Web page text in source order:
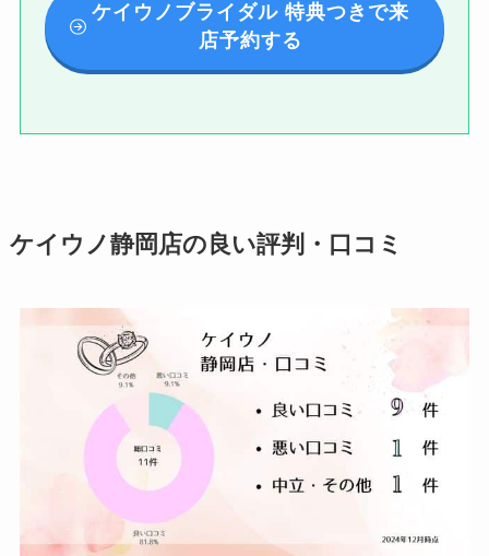
ケイウノブライダル 特典つきで来
店予約する
ケイウノ静岡店の良い評判・口コミ